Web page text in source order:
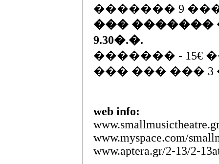
������� 9
��� �������
9.30�.�.
������� - 15€
��� ��� ���
web info:
www.myspace.com/
www.aptera.gr/2-13/2-